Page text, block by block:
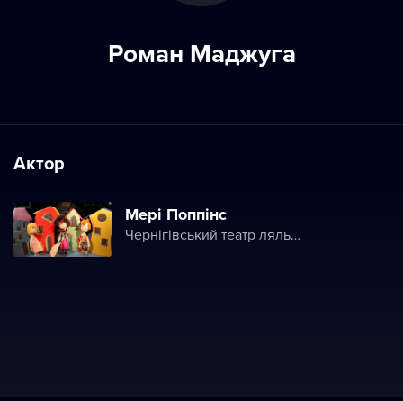
Роман Маджуга
Актор
Мері Поппінс
Чернігівський театр ляльок імені О. Довженка